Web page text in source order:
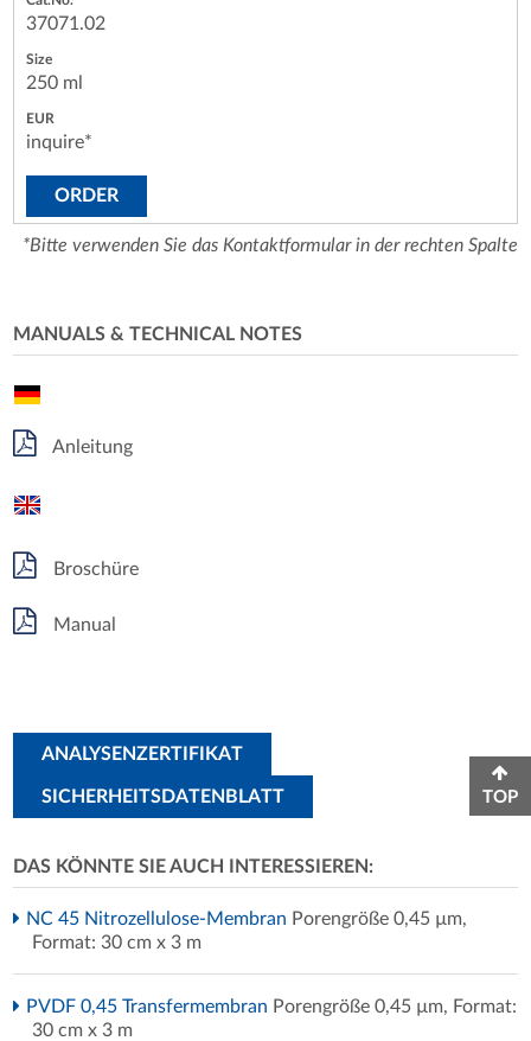
37071.02
250 ml
inquire*
ORDER
*Bitte verwenden Sie das Kontaktformular in der rechten Spalte
MANUALS & TECHNICAL NOTES
Anleitung
Broschüre
Manual
ANALYSENZERTIFIKAT
SICHERHEITSDATENBLATT
DAS KÖNNTE SIE AUCH INTERESSIEREN:
NC 45 Nitrozellulose-Membran Porengröße 0,45 µm,
Format: 30 cm x 3 m
PVDF 0,45 Transfermembran Porengröße 0,45 µm, Format:
30 cm x 3 m
TOP